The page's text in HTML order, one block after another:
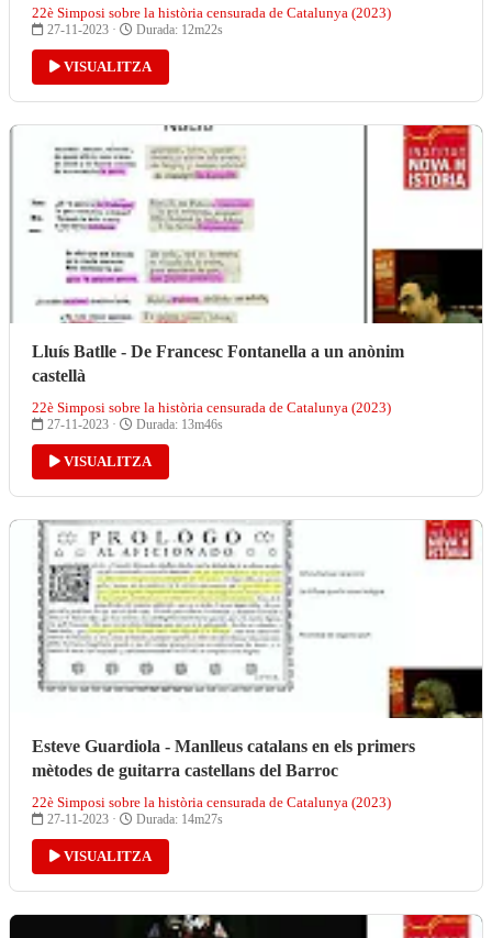
22è Simposi sobre la història censurada de Catalunya (2023)
27-11-2023 · Durada: 12m22s
VISUALITZA
Lluís Batlle - De Francesc Fontanella a un anònim
castellà
22è Simposi sobre la història censurada de Catalunya (2023)
27-11-2023 · Durada: 13m46s
VISUALITZA
Esteve Guardiola - Manlleus catalans en els primers
mètodes de guitarra castellans del Barroc
22è Simposi sobre la història censurada de Catalunya (2023)
27-11-2023 · Durada: 14m27s
VISUALITZA